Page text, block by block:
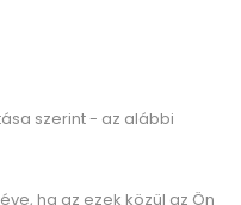
szerint - az alábbi
ha az ezek közül az Ön